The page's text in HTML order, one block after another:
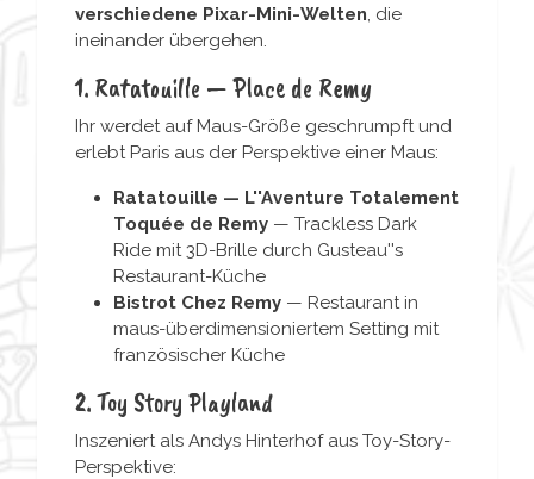
verschiedene Pixar-Mini-Welten, die
ineinander übergehen.
1. Ratatouille — Place de Remy
Ihr werdet auf Maus-Größe geschrumpft und
erlebt Paris aus der Perspektive einer Maus:
Ratatouille — L''Aventure Totalement
Toquée de Remy — Trackless Dark
Ride mit 3D-Brille durch Gusteau''s
Restaurant-Küche
Bistrot Chez Remy — Restaurant in
maus-überdimensioniertem Setting mit
französischer Küche
2. Toy Story Playland
Inszeniert als Andys Hinterhof aus Toy-Story-
Perspektive: